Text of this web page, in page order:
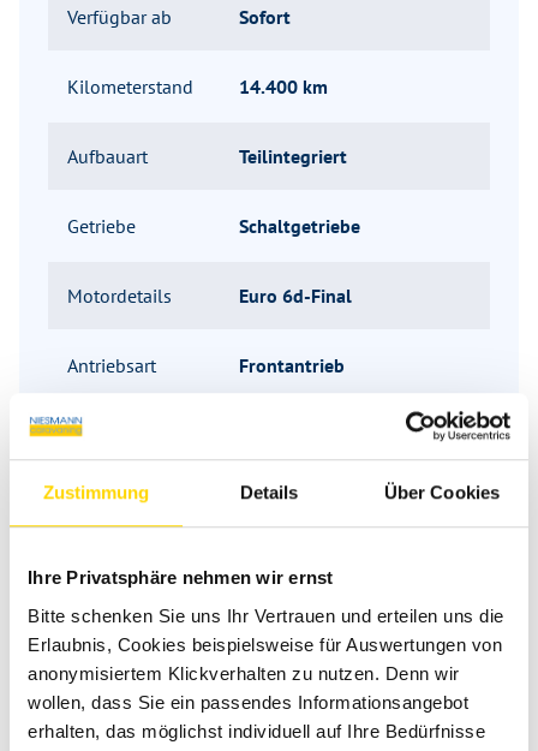
Zustimmung Details Über Cookies
Ihre Privatsphäre nehmen wir ernst
Bitte schenken Sie uns Ihr Vertrauen und erteilen uns die
Erlaubnis, Cookies beispielsweise für Auswertungen von
anonymisiertem Klickverhalten zu nutzen. Denn wir
wollen, dass Sie ein passendes Informationsangebot
erhalten, das möglichst individuell auf Ihre Bedürfnisse
Verfügbar ab Sofort
Kilometerstand 14.400 km
Aufbauart Teilintegriert
Getriebe Schaltgetriebe
Motordetails Euro 6d-Final
Antriebsart Frontantrieb
Grundriss
Tag